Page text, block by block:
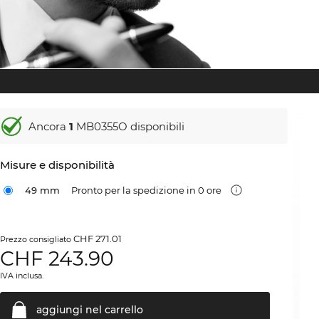
Ancora1 MB0355O disponibili
Misure e disponibilità
49 mm Pronto per la spedizione in 0 ore
Prezzo consigliatoCHF 271.01
CHF243.90
IVA inclusa.
aggiungi nel carrello